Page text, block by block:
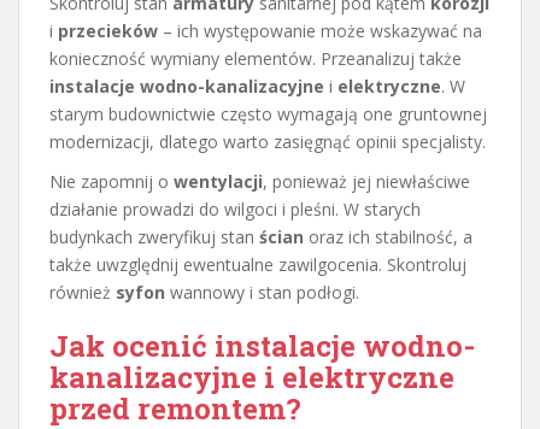
i przecieków – ich występowanie może wskazywać na
konieczność wymiany elementów. Przeanalizuj także
instalacje wodno-kanalizacyjne i elektryczne. W
starym budownictwie często wymagają one gruntownej
modernizacji, dlatego warto zasięgnąć opinii specjalisty.
Nie zapomnij o wentylacji, ponieważ jej niewłaściwe
działanie prowadzi do wilgoci i pleśni. W starych
budynkach zweryfikuj stan ścian oraz ich stabilność, a
także uwzględnij ewentualne zawilgocenia. Skontroluj
również syfon wannowy i stan podłogi.
Jak ocenić instalacje wodno-
kanalizacyjne i elektryczne
przed remontem?